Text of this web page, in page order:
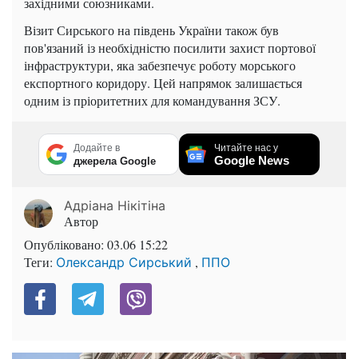
Візит Сирського на південь України також був
пов'язаний із необхідністю посилити захист портової
інфраструктури, яка забезпечує роботу морського
експортного коридору. Цей напрямок залишається
одним із пріоритетних для командування ЗСУ.
Додайте в
джерела Google
Читайте нас у
Google News
Адріана Нікітіна
Автор
Опубліковано: 03.06 15:22
Теги: Олександр Сирський , ППО